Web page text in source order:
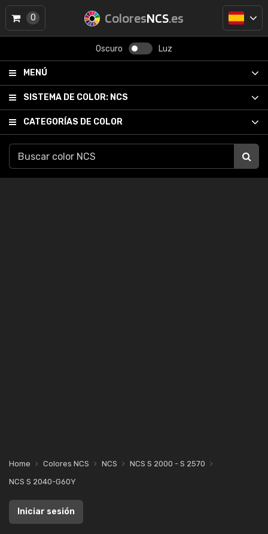
ColoresNCS.es
Oscuro Luz
MENÚ
SISTEMA DE COLOR: NCS
CATEGORÍAS DE COLOR
0
Home Colores NCS NCS
NCS S 2000 - S 2570
NCS S 2040-G60Y
Iniciar sesión